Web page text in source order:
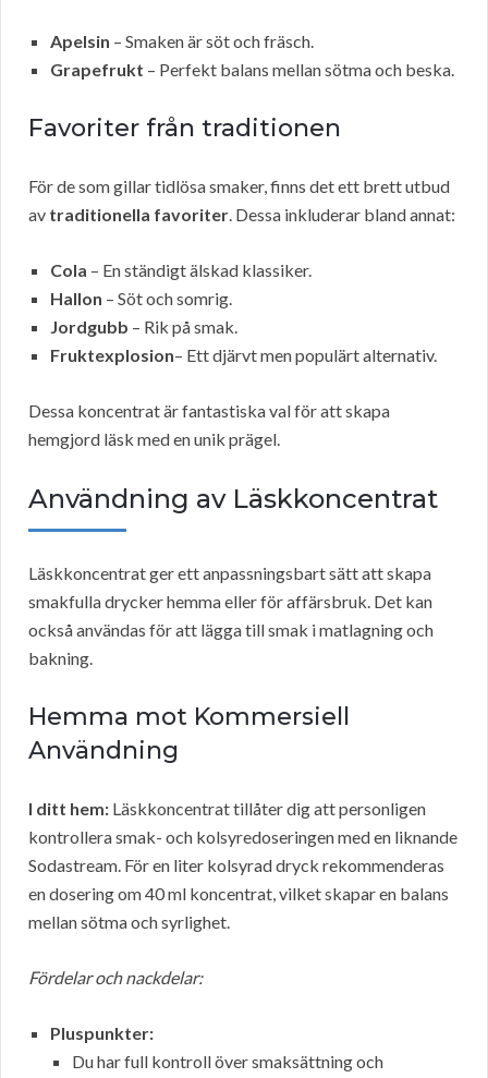
Apelsin – Smaken är söt och fräsch.
Grapefrukt – Perfekt balans mellan sötma och beska.
Favoriter från traditionen
För de som gillar tidlösa smaker, finns det ett brett utbud
av traditionella favoriter. Dessa inkluderar bland annat:
Cola – En ständigt älskad klassiker.
Hallon – Söt och somrig.
Jordgubb – Rik på smak.
Fruktexplosion– Ett djärvt men populärt alternativ.
Dessa koncentrat är fantastiska val för att skapa
hemgjord läsk med en unik prägel.
Användning av Läskkoncentrat
Läskkoncentrat ger ett anpassningsbart sätt att skapa
smakfulla drycker hemma eller för affärsbruk. Det kan
också användas för att lägga till smak i matlagning och
bakning.
Hemma mot Kommersiell
Användning
I ditt hem: Läskkoncentrat tillåter dig att personligen
kontrollera smak- och kolsyredoseringen med en liknande
Sodastream. För en liter kolsyrad dryck rekommenderas
en dosering om 40 ml koncentrat, vilket skapar en balans
mellan sötma och syrlighet.
Fördelar och nackdelar:
Pluspunkter:
Du har full kontroll över smaksättning och